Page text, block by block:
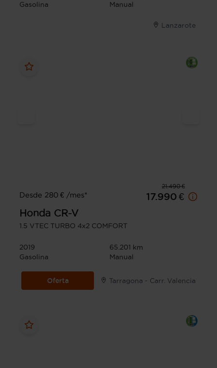
Gasolina
Manual
Lanzarote
21.490 €
Desde 280 € /mes*
17.990 €
Honda CR-V
1.5 VTEC TURBO 4x2 COMFORT
2019
65.201 km
Gasolina
Manual
Oferta Tarragona - Carr. Valencia